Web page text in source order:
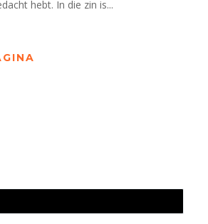
hebt. In die zin is...